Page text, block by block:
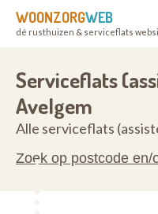
WOONZORGWEB
dé rusthuizen & serviceflats
Serviceflats
Avelgem
Alle serviceflats
Zoek op postcode en/